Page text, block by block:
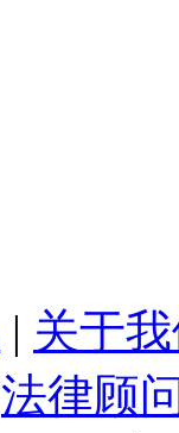
| 关于
法律顾